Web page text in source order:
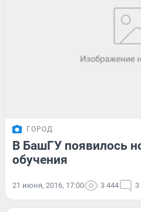
ГОРОД
В БашГУ появилось
обучения
21 июня, 2016, 17:00 3 444 3